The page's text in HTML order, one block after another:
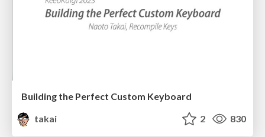
Building the Perfect Custom Keyboard
takai
2 830